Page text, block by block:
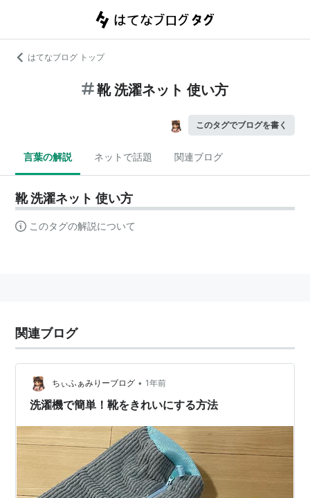
はてなブログ トップ
靴 洗濯ネット 使い方
このタグでブログを書く
言葉の解説 ネットで話題 関連ブログ
靴 洗濯ネット 使い方
このタグの解説について
関連ブログ
ちぃふぁみりーブログ • 1年前
洗濯機で簡単！靴をきれいにする方法